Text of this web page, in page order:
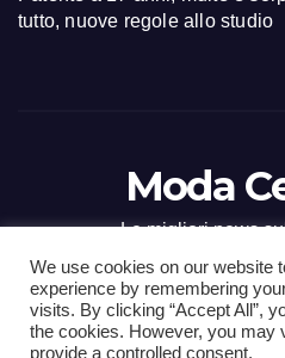
tutto, nuove regole allo studio
Moda
Le migliori news
Proudly powered by WordPress|
We use cookies on our website
experience by remembering
visits. By clicking “Accept All”,
the cookies. However, you may
provide a controlled consent.